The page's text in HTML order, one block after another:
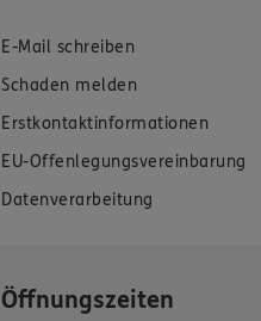
E-Mail schreiben
Schaden melden
Erstkontaktinformationen
EU-Offenlegungsvereinbarung
Datenverarbeitung
Öffnungszeiten